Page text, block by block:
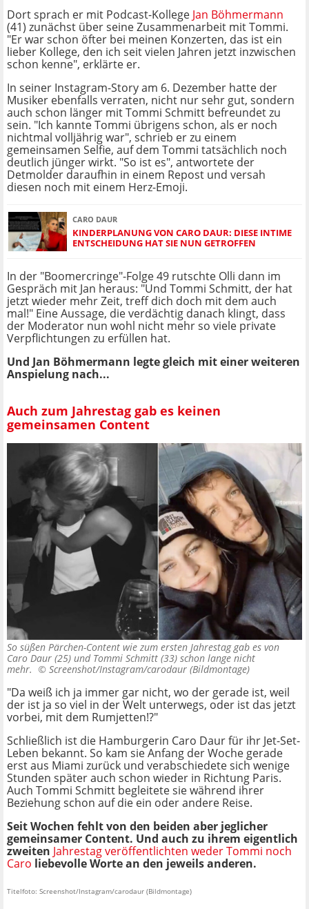
Dort sprach er mit Podcast-Kollege Jan Böhmermann
(41) zunächst über seine Zusammenarbeit mit Tommi.
"Er war schon öfter bei meinen Konzerten, das ist ein
lieber Kollege, den ich seit vielen Jahren jetzt inzwischen
schon kenne", erklärte er.
In seiner Instagram-Story am 6. Dezember hatte der
Musiker ebenfalls verraten, nicht nur sehr gut, sondern
auch schon länger mit Tommi Schmitt befreundet zu
sein. "Ich kannte Tommi übrigens schon, als er noch
nichtmal volljährig war", schrieb er zu einem
gemeinsamen Selfie, auf dem Tommi tatsächlich noch
deutlich jünger wirkt. "So ist es", antwortete der
Detmolder daraufhin in einem Repost und versah
diesen noch mit einem Herz-Emoji.
CARO DAUR
KINDERPLANUNG VON CARO DAUR: DIESE INTIME
ENTSCHEIDUNG HAT SIE NUN GETROFFEN
In der "Boomercringe"-Folge 49 rutschte Olli dann im
Gespräch mit Jan heraus: "Und Tommi Schmitt, der hat
jetzt wieder mehr Zeit, treff dich doch mit dem auch
mal!" Eine Aussage, die verdächtig danach klingt, dass
der Moderator nun wohl nicht mehr so viele private
Verpflichtungen zu erfüllen hat.
Und Jan Böhmermann legte gleich mit einer weiteren
Anspielung nach...
Auch zum Jahrestag gab es keinen
gemeinsamen Content
So süßen Pärchen-Content wie zum ersten Jahrestag gab es von
Caro Daur (25) und Tommi Schmitt (33) schon lange nicht
mehr. © Screenshot/Instagram/carodaur (Bildmontage)
"Da weiß ich ja immer gar nicht, wo der gerade ist, weil
der ist ja so viel in der Welt unterwegs, oder ist das jetzt
vorbei, mit dem Rumjetten!?"
Schließlich ist die Hamburgerin Caro Daur für ihr Jet-Set-
Leben bekannt. So kam sie Anfang der Woche gerade
erst aus Miami zurück und verabschiedete sich wenige
Stunden später auch schon wieder in Richtung Paris.
Auch Tommi Schmitt begleitete sie während ihrer
Beziehung schon auf die ein oder andere Reise.
Seit Wochen fehlt von den beiden aber jeglicher
gemeinsamer Content. Und auch zu ihrem eigentlich
zweiten Jahrestag veröffentlichten weder Tommi noch
Caro liebevolle Worte an den jeweils anderen.
Titelfoto: Screenshot/Instagram/carodaur (Bildmontage)